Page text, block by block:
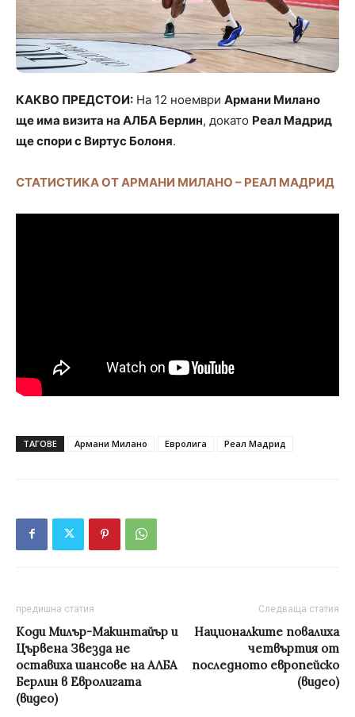
КАКВО ПРЕДСТОИ: На 12 ноември Армани Милано
ще има визита на АЛБА Берлин, докато Реал Мадрид
ще спори с Виртус Болоня.
СТАТИСТИКА ОТ АРМАНИ МИЛАНО – РЕАЛ МАДРИД
ТАГОВЕ Армани Милано Евролига Реал Мадрид
предишна статия
Коди Милър-Макинтайър и
Цървена Звезда не
оставиха шансове на АЛБА
Берлин в Евролигата
(видео)
Следваща статия
Националките повалиха
четвъртия от
последното европейско
(видео)